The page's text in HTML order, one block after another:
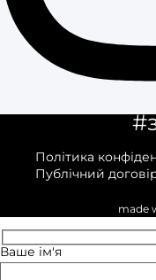
Політика
Публічний
made
Ваше ім'я